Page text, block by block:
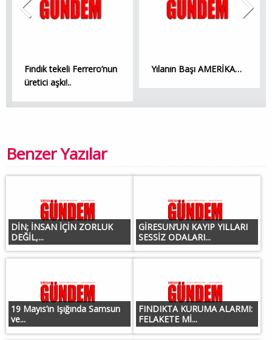
Fındık tekeli Ferrero’nun
üretici aşkı!..
Yılanın Başı AMERİKA…
Benzer Yazılar
DİN; İNSAN İÇİN ZORLUK
DEĞİL,...
GİRESUN’UN KAYIP YILLARI
SESSİZ ODALARI...
19 Mayıs’ın Işığında Samsun
ve...
FINDIKTA KURUMA ALARMI:
FELAKETE Mİ...